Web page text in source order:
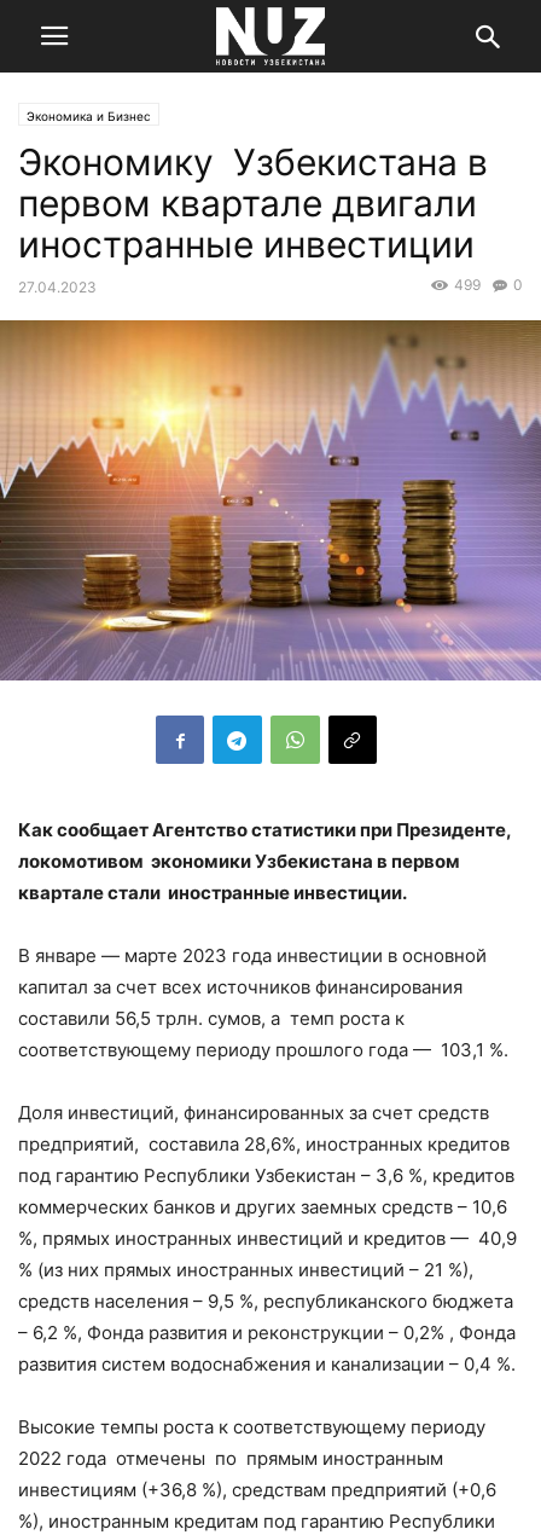
Экономика и Бизнес
Экономику Узбекистана в
первом квартале двигали
иностранные инвестиции
27.04.2023 0
499
Как сообщает Агентство статистики при Президенте,
локомотивом экономики Узбекистана в первом
квартале стали иностранные инвестиции.
В январе — марте 2023 года инвестиции в основной
капитал за счет всех источников финансирования
составили 56,5 трлн. сумов, а темп роста к
соответствующему периоду прошлого года — 103,1 %.
Доля инвестиций, финансированных за счет средств
предприятий, составила 28,6%, иностранных кредитов
под гарантию Республики Узбекистан – 3,6 %, кредитов
коммерческих банков и других заемных средств – 10,6
%, прямых иностранных инвестиций и кредитов — 40,9
% (из них прямых иностранных инвестиций – 21 %),
средств населения – 9,5 %, республиканского бюджета
– 6,2 %, Фонда развития и реконструкции – 0,2% , Фонда
развития систем водоснабжения и канализации – 0,4 %.
Высокие темпы роста к соответствующему периоду
2022 года отмечены по прямым иностранным
инвестициям (+36,8 %), средствам предприятий (+0,6
%), иностранным кредитам под гарантию Республики